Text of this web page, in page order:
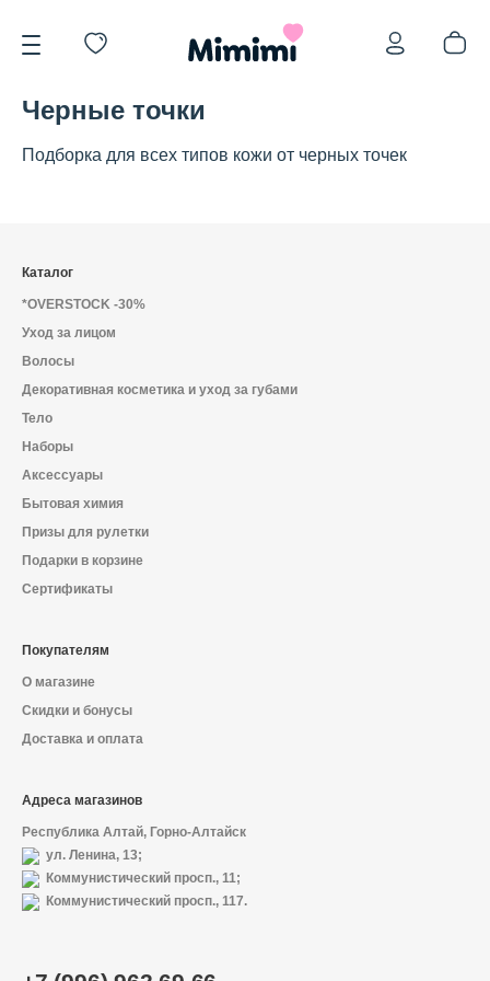
Уход за лицом
Волосы
Декоративная косметика и уход за
губами
Наборы
Аксессуары
Бытовая химия
Черные точки
Подборка для всех типов кожи от черных точек
Каталог
*OVERSTOCK -30%
Уход за лицом
Волосы
Декоративная косметика и уход за губами
Тело
Наборы
Аксессуары
Бытовая химия
Призы для рулетки
Подарки в корзине
Сертификаты
Покупателям
О магазине
Скидки и бонусы
Доставка и оплата
Адреса магазинов
Республика Алтай, Горно-Алтайск
ул. Ленина, 13;
Коммунистический просп., 11;
Коммунистический просп., 117.